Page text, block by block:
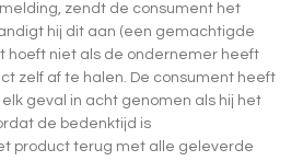
zendt de consument het
hij dit aan (een gemachtigde
hoeft niet als de ondernemer heeft
zelf af te halen. De consument heeft
geval in acht genomen als hij het
de bedenktijd is
product terug met alle geleverde